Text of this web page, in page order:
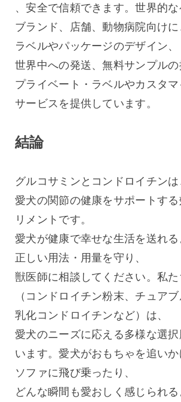
、安全で信頼できます。世界的な
ブランド、店舗、動物病院向けに
ラベルやパッケージのデザイン、
世界中への発送、無料サンプルの
プライベート・ラベルやカスタマ
サービスを提供しています。
結論
グルコサミンとコンドロイチンは
愛犬の関節の健康をサポートす
リメントです。
愛犬が健康で幸せな生活を送れる
正しい用法・用量を守り、
獣医師に相談してください。私
（コンドロイチン粉末、チュアブ
乳化コンドロイチンなど）は、
愛犬のニーズに応える多様な選
います。愛犬がおもちゃを追いか
ソファに飛び乗ったり、
どんな瞬間も愛おしく感じられ